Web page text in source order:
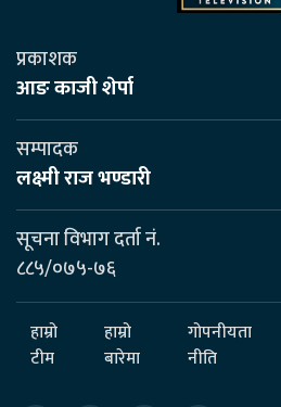
प्रकाशक
आङ काजी शेर्पा
सम्पादक
लक्ष्मी राज भण्डारी
सूचना विभाग दर्ता नं.
८८५/०७५-७६
हाम्रो
टीम
हाम्रो
बारेमा
गोपनीयता
नीति